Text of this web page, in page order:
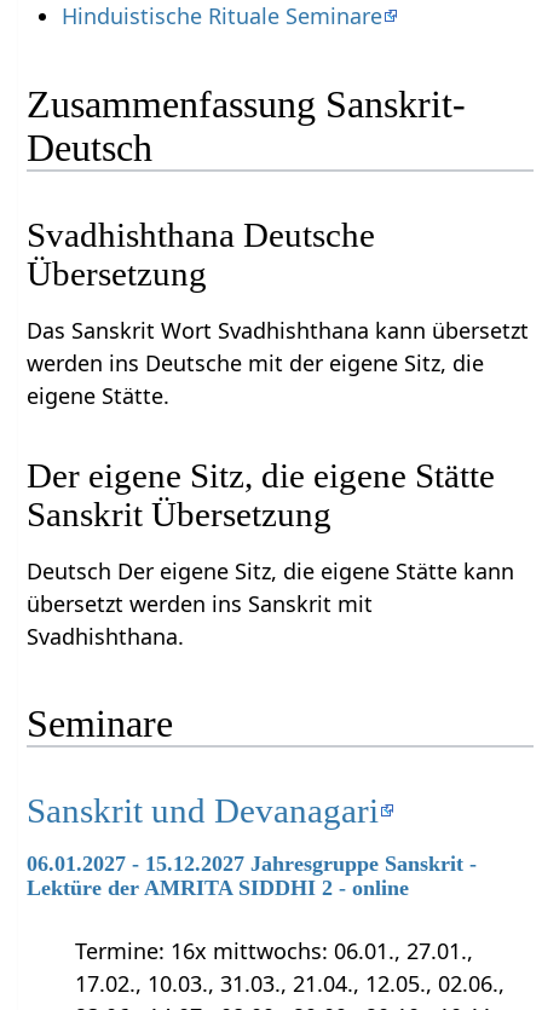
Hinduistische Rituale Seminare
Zusammenfassung Sanskrit-
Deutsch
Svadhishthana Deutsche
Übersetzung
Das Sanskrit Wort Svadhishthana kann übersetzt
werden ins Deutsche mit der eigene Sitz, die
eigene Stätte.
Der eigene Sitz, die eigene Stätte
Sanskrit Übersetzung
Deutsch Der eigene Sitz, die eigene Stätte kann
übersetzt werden ins Sanskrit mit
Svadhishthana.
Seminare
Sanskrit und Devanagari
06.01.2027 - 15.12.2027 Jahresgruppe Sanskrit -
Lektüre der AMRITA SIDDHI 2 - online
Termine: 16x mittwochs: 06.01., 27.01.,
17.02., 10.03., 31.03., 21.04., 12.05., 02.06.,